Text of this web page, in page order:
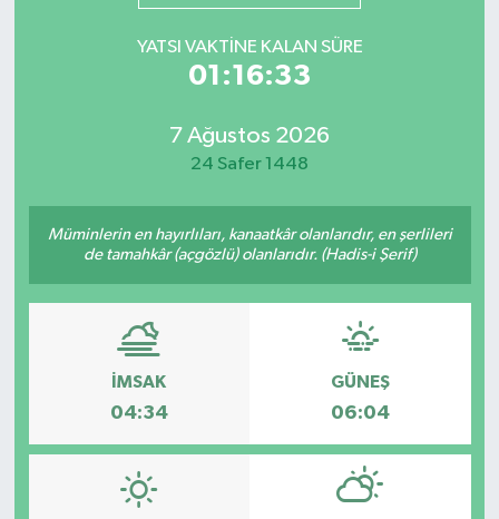
YATSI VAKTİNE KALAN SÜRE
01:16:33
7 Ağustos 2026
24 Safer 1448
Müminlerin en hayırlıları, kanaatkâr olanlarıdır, en şerlileri
de tamahkâr (açgözlü) olanlarıdır. (Hadis-i Şerif)
İMSAK
04:34
GÜNEŞ
06:04
Sağlık
Tarih - Kültür - Sanat - Turizm
Tüm Manşetler
Son Dakika Haberleri